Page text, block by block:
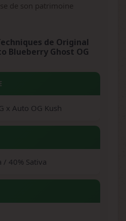
de son patrimoine
de Original
Blueberry Ghost OG
x Auto OG Kush
/ 40% Sativa